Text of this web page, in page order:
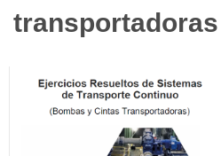
transportadoras